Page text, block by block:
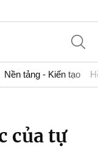
Nền tảng - Kiến tạo
của tự